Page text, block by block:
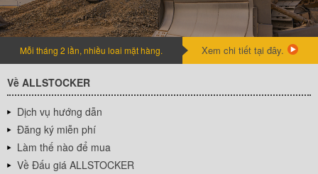
Mỗi tháng 2 lần, nhiều loai mặt hàng. Xem chi tiết tại đây.
Về ALLSTOCKER
Dịch vụ hướng dẫn
Đăng ký miễn phí
Làm thế nào để mua
Về Đấu giá ALLSTOCKER